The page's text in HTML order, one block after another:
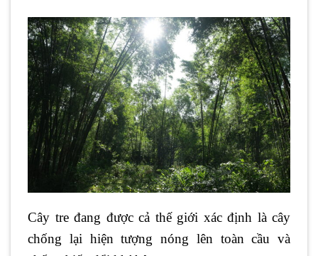
Cây tre đang được cả thế giới xác định là cây
chống lại hiện tượng nóng lên toàn cầu và